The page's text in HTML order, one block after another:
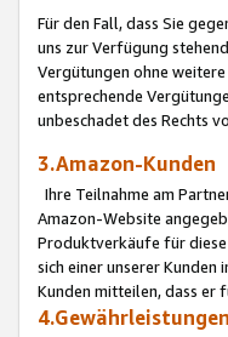
Für den Fall, dass Sie
uns zur Verfügung
Vergütungen ohne
entsprechende
unbeschadet des Rechts
3.Amazon-Kunden
Ihre Teilnahme am
Amazon-Website
Produktverkäufe für diese
sich einer unserer
Kunden mitteilen, dass er
4.Gewährleistungen